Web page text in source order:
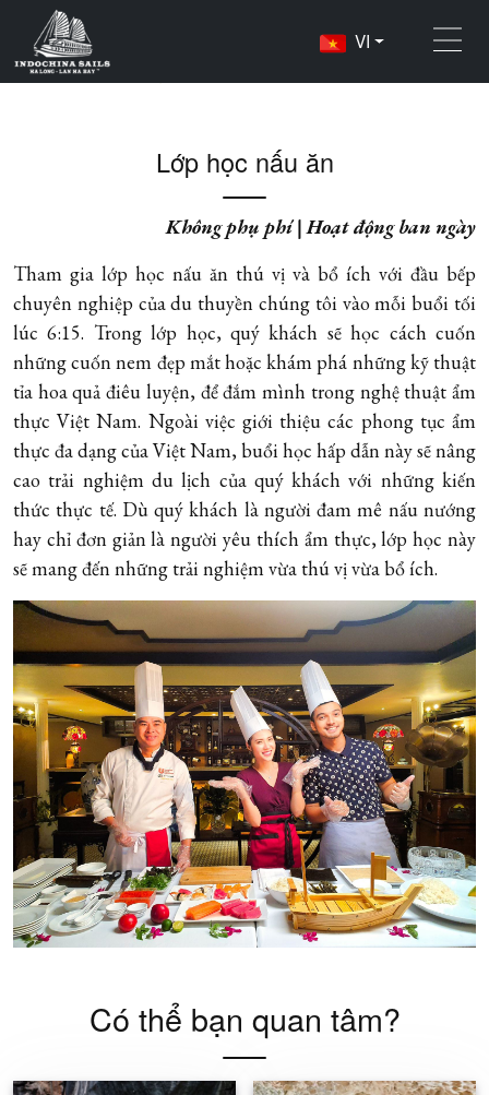
VI
Home Hoạt động
Lớp học nấu ăn
Không phụ phí | Hoạt động ban ngày
Tham gia lớp học nấu ăn thú vị và bổ ích với đầu bếp
chuyên nghiệp của du thuyền chúng tôi vào mỗi buổi tối
lúc 6:15. Trong lớp học, quý khách sẽ học cách cuốn
những cuốn nem đẹp mắt hoặc khám phá những kỹ thuật
tỉa hoa quả điêu luyện, để đắm mình trong nghệ thuật ẩm
thực Việt Nam. Ngoài việc giới thiệu các phong tục ẩm
thực đa dạng của Việt Nam, buổi học hấp dẫn này sẽ nâng
cao trải nghiệm du lịch của quý khách với những kiến
thức thực tế. Dù quý khách là người đam mê nấu nướng
hay chỉ đơn giản là người yêu thích ẩm thực, lớp học này
sẽ mang đến những trải nghiệm vừa thú vị vừa bổ ích.
Có thể bạn quan tâm?